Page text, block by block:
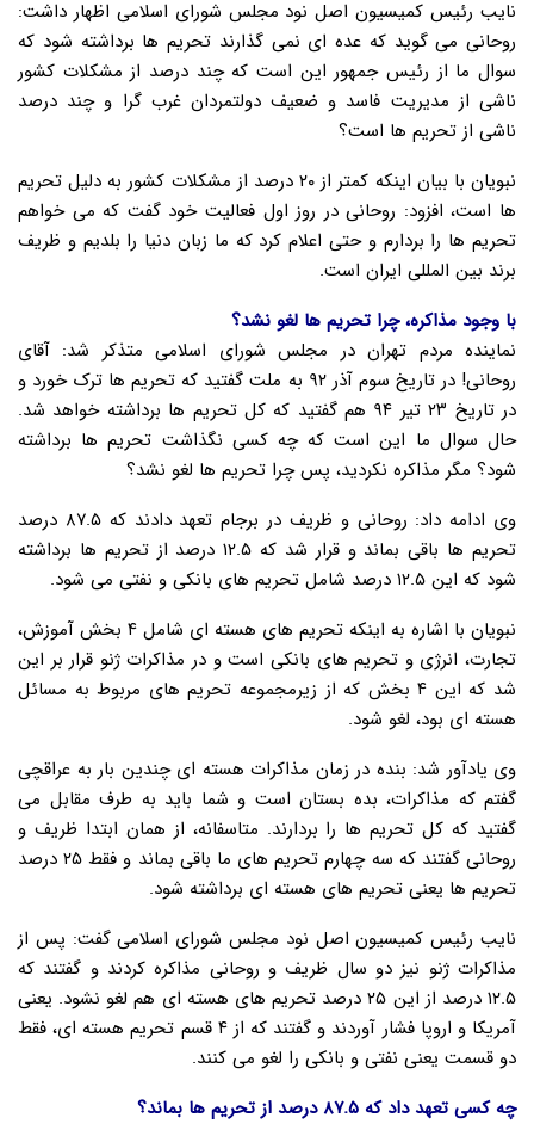
نایب رئیس کمیسیون اصل نود مجلس شورای اسلامی اظهار داشت:
روحانی می گوید که عده ای نمی گذارند تحریم ها برداشته شود که
سوال ما از رئیس جمهور این است که چند درصد از مشکلات کشور
ناشی از مدیریت فاسد و ضعیف دولتمردان غرب گرا و چند درصد
ناشی از تحریم ها است؟
نبویان با بیان اینکه کمتر از ۲۰ درصد از مشکلات کشور به دلیل تحریم
ها است، افزود: روحانی در روز اول فعالیت خود گفت که می خواهم
تحریم ها را بردارم و حتی اعلام کرد که ما زبان دنیا را بلدیم و ظریف
برند بین المللی ایران است.
با وجود مذاکره، چرا تحریم ها لغو نشد؟
نماینده مردم تهران در مجلس شورای اسلامی متذکر شد: آقای
روحانی! در تاریخ سوم آذر ۹۲ به ملت گفتید که تحریم ها ترک خورد و
در تاریخ ۲۳ تیر ۹۴ هم گفتید که کل تحریم ها برداشته خواهد شد.
حال سوال ما این است که چه کسی نگذاشت تحریم ها برداشته
شود؟ مگر مذاکره نکردید، پس چرا تحریم ها لغو نشد؟
وی ادامه داد: روحانی و ظریف در برجام تعهد دادند که ۸۷.۵ درصد
تحریم ها باقی بماند و قرار شد که ۱۲.۵ درصد از تحریم ها برداشته
شود که این ۱۲.۵ درصد شامل تحریم های بانکی و نفتی می شود.
نبویان با اشاره به اینکه تحریم های هسته ای شامل ۴ بخش آموزش،
تجارت، انرژی و تحریم های بانکی است و در مذاکرات ژنو قرار بر این
شد که این ۴ بخش که از زیرمجموعه تحریم های مربوط به مسائل
هسته ای بود، لغو شود.
وی یادآور شد: بنده در زمان مذاکرات هسته ای چندین بار به عراقچی
گفتم که مذاکرات، بده بستان است و شما باید به طرف مقابل می
گفتید که کل تحریم ها را بردارند. متاسفانه، از همان ابتدا ظریف و
روحانی گفتند که سه چهارم تحریم های ما باقی بماند و فقط ۲۵ درصد
تحریم ها یعنی تحریم های هسته ای برداشته شود.
نایب رئیس کمیسیون اصل نود مجلس شورای اسلامی گفت: پس از
مذاکرات ژنو نیز دو سال ظریف و روحانی مذاکره کردند و گفتند که
۱۲.۵ درصد از این ۲۵ درصد تحریم های هسته ای هم لغو نشود. یعنی
آمریکا و اروپا فشار آوردند و گفتند که از ۴ قسم تحریم هسته ای، فقط
دو قسمت یعنی نفتی و بانکی را لغو می کنند.
چه کسی تعهد داد که ۸۷.۵ درصد از تحریم ها بماند؟